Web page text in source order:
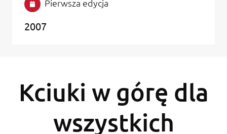
Pierwsza edycja
2007
Kciuki w górę dla
wszystkich